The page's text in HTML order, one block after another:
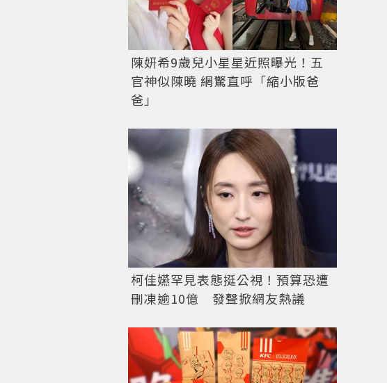
陳妍希9歲兒小星星近照曝光！五
官神似陳曉 網驚直呼「縮小版爸
爸」
柯佳嬿罕見表態挺公視！預算恐遭
刪凍逾10億 發聲掀網友熱議